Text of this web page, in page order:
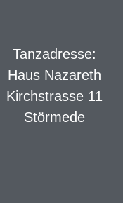
Tanzadresse:
Haus Nazareth
Kirchstrasse 11
Störmede